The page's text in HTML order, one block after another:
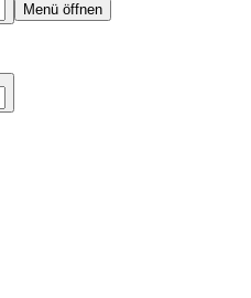
Menü öffnen